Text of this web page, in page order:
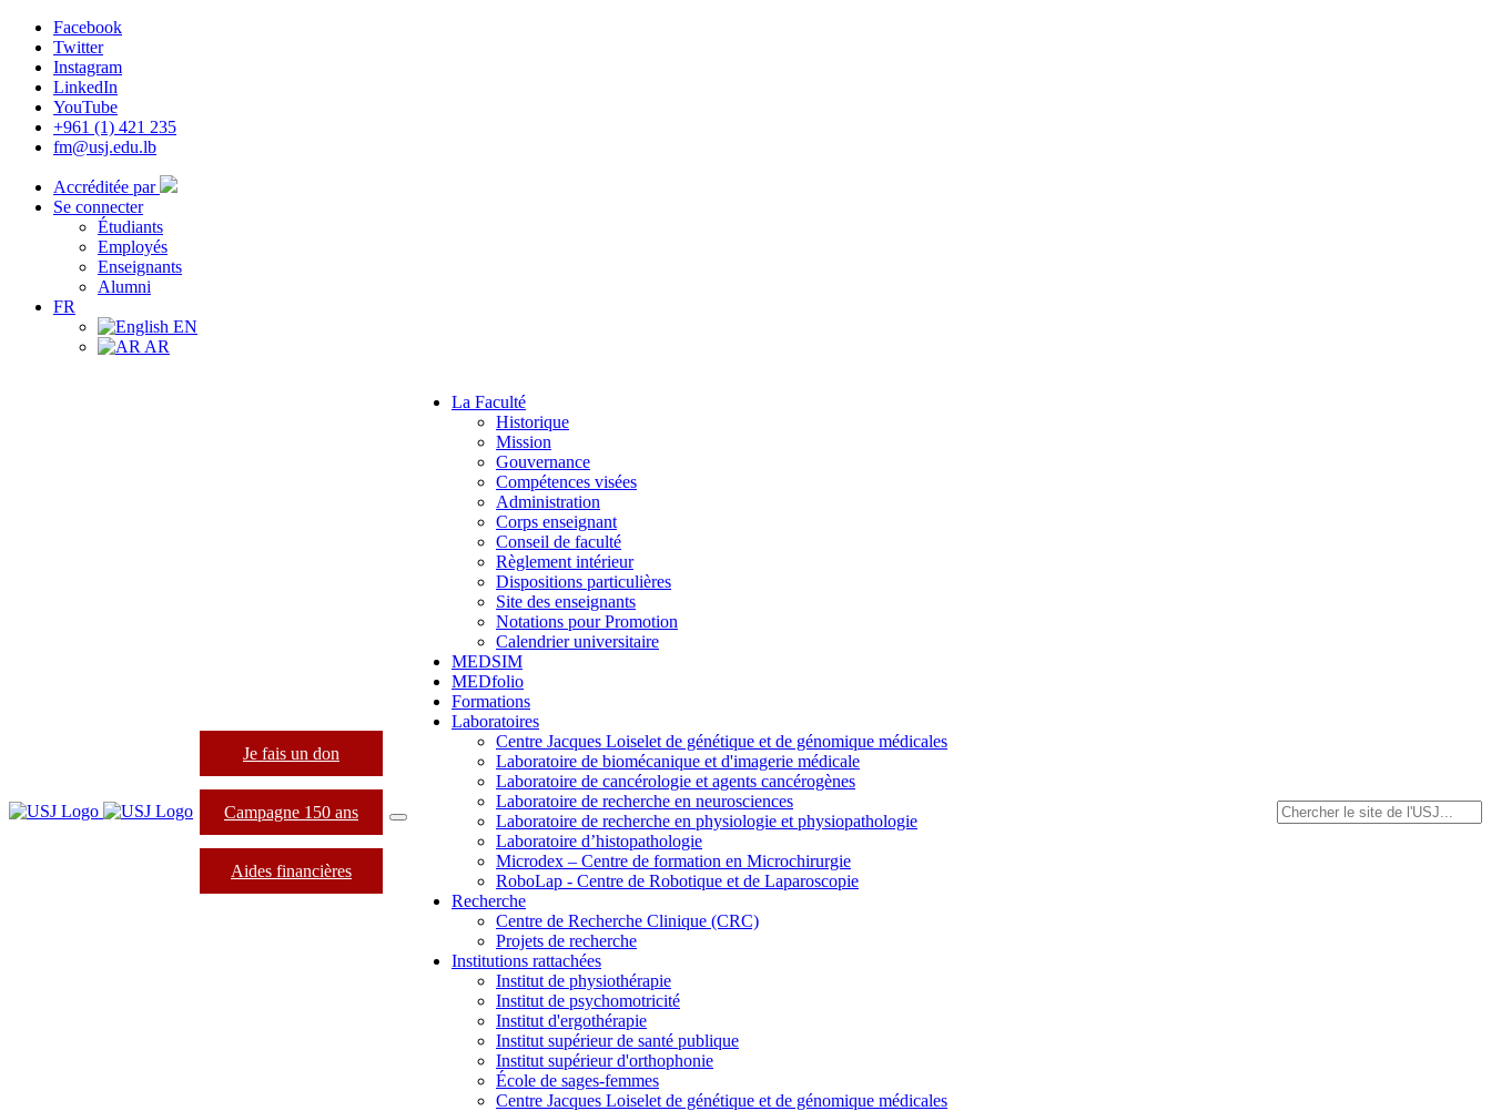
Facebook
Twitter
Instagram
LinkedIn
YouTube
+961 (1) 421 235
fm@usj.edu.lb
Accréditée par
Se connecter
Étudiants
Employés
Enseignants
Alumni
FR
EN
AR
Je fais un don
Campagne 150 ans
Aides financières
La Faculté
Historique
Mission
Gouvernance
Compétences visées
Administration
Corps enseignant
Conseil de faculté
Règlement intérieur
Dispositions particulières
Site des enseignants
Notations pour Promotion
Calendrier universitaire
MEDSIM
MEDfolio
Formations
Laboratoires
Centre Jacques Loiselet de génétique et de génomique médicales
Laboratoire de biomécanique et d'imagerie médicale
Laboratoire de cancérologie et agents cancérogènes
Laboratoire de recherche en neurosciences
Laboratoire de recherche en physiologie et physiopathologie
Laboratoire d’histopathologie
Microdex – Centre de formation en Microchirurgie
RoboLap - Centre de Robotique et de Laparoscopie
Recherche
Centre de Recherche Clinique (CRC)
Projets de recherche
Institutions rattachées
Institut de physiothérapie
Institut de psychomotricité
Institut d'ergothérapie
Institut supérieur de santé publique
Institut supérieur d'orthophonie
École de sages-femmes
Centre Jacques Loiselet de génétique et de génomique médicales